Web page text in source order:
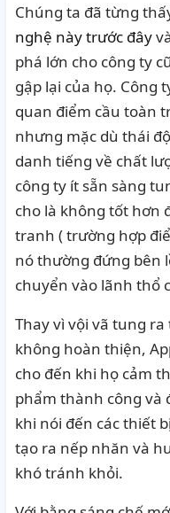
Chúng ta đã từng
nghệ này trước đây
phá lớn cho công ty
gập lại của họ. Công
quan điểm cầu toàn
nhưng mặc dù thái
danh tiếng về chất
công ty ít sẵn sàng
cho là không tốt hơn
tranh ( trường hợp
nó thường đứng bên
chuyển vào lãnh thổ
Thay vì vội vã tung
không hoàn thiện,
cho đến khi họ cảm
phẩm thành công và
khi nói đến các thiết
tạo ra nếp nhăn và
khó tránh khỏi.